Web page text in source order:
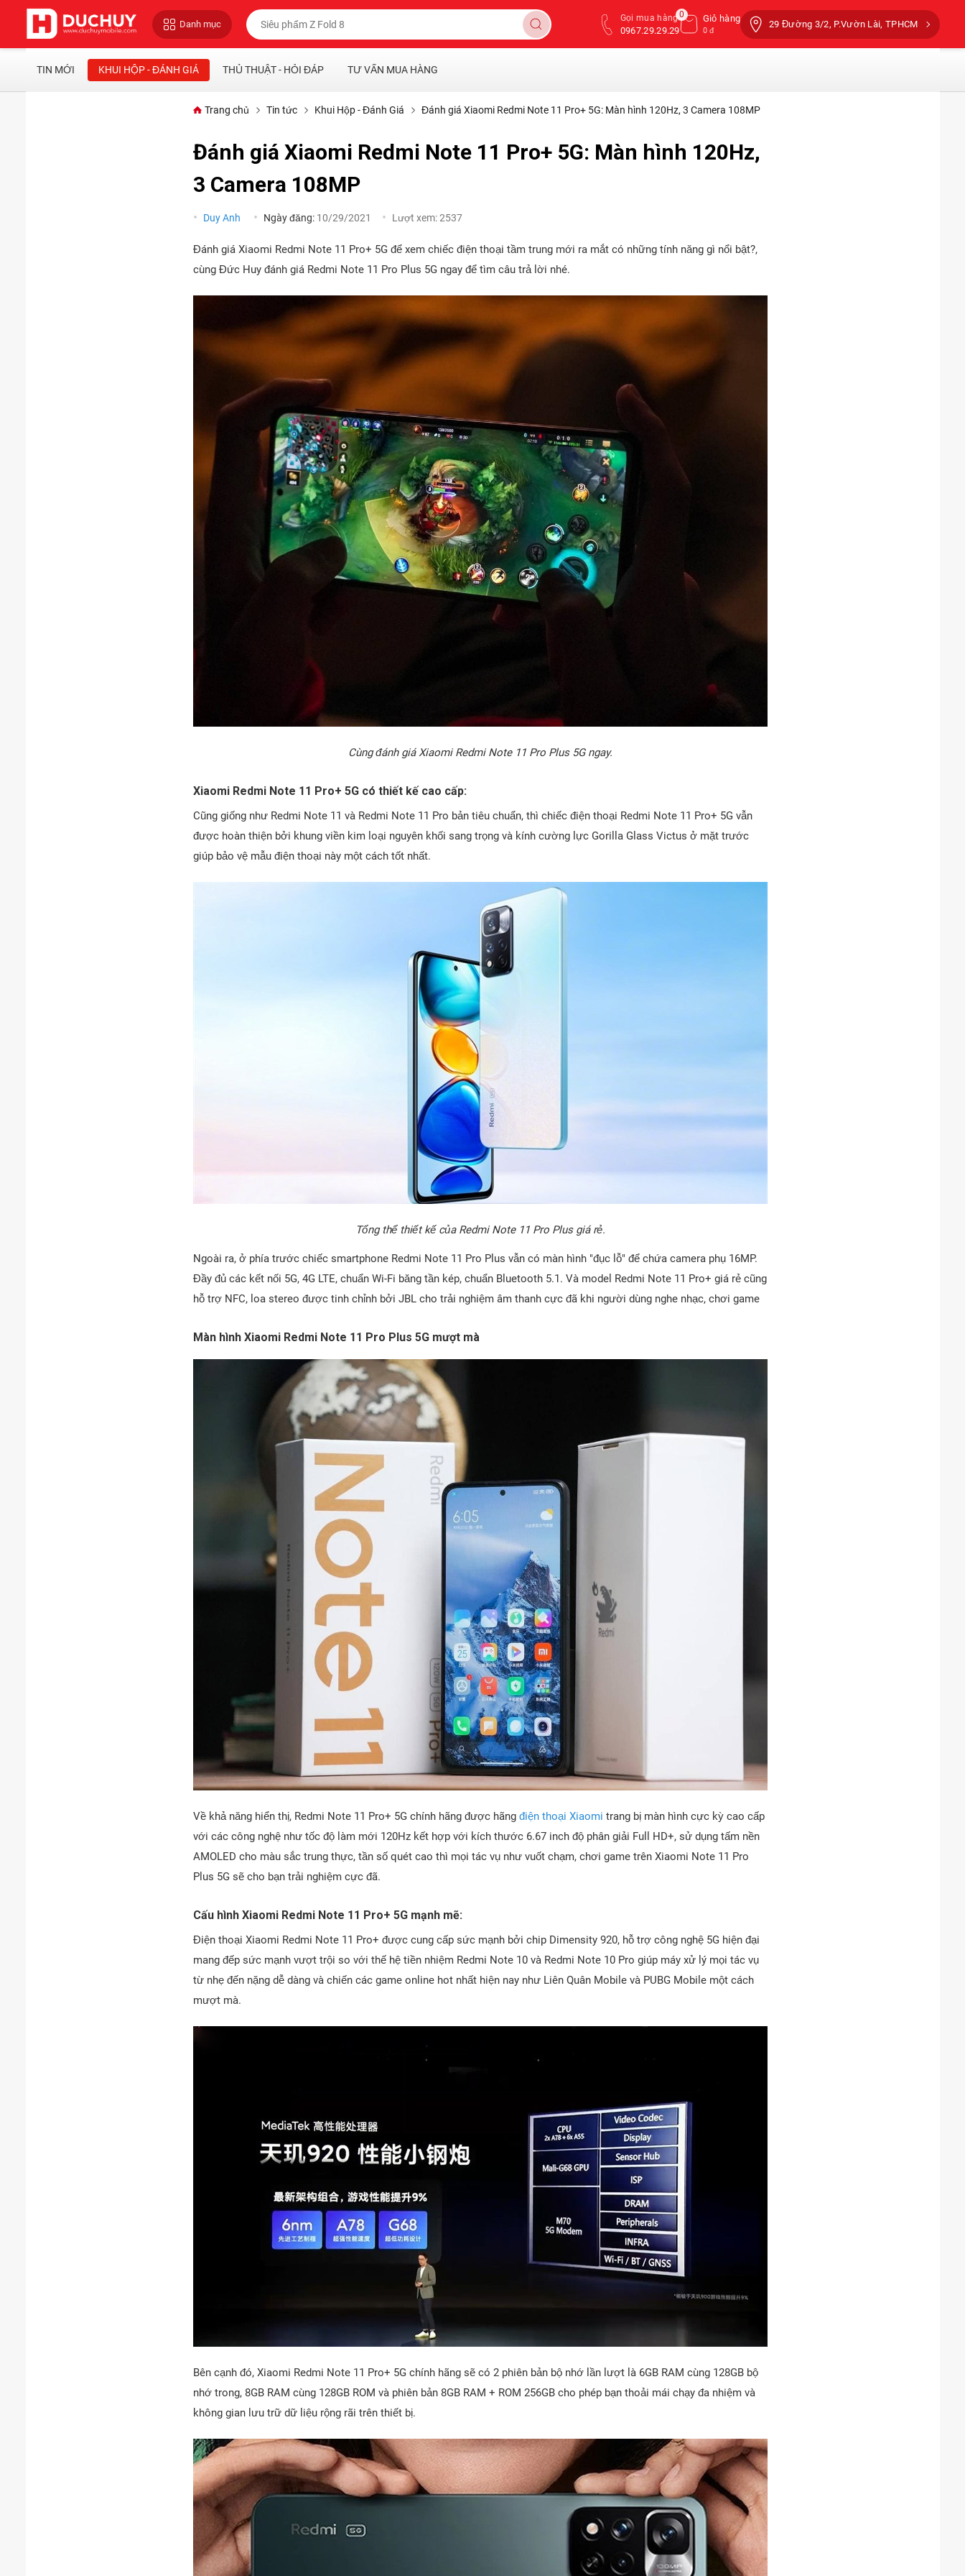
Danh mục
Gọi mua hàng
0967.29.29.29
Giỏ hàng
0 đ
0
29 Đường 3/2, P.Vườn Lài, TPHCM
TIN MỚI KHUI HỘP - ĐÁNH GIÁ THỦ THUẬT - HỎI ĐÁP TƯ VẤN MUA HÀNG
Trang chủ Tin tức Khui Hộp - Đánh Giá Đánh giá Xiaomi Redmi Note 11 Pro+ 5G: Màn hình 120Hz, 3 Camera 108MP
Đánh giá Xiaomi Redmi Note 11 Pro+ 5G: Màn hình 120Hz,
3 Camera 108MP
Duy Anh Ngày đăng: 10/29/2021 Lượt xem:2537
Đánh giá Xiaomi Redmi Note 11 Pro+ 5G để xem chiếc điện thoại tầm trung mới ra mắt có những tính năng gì nổi bật?,
cùng Đức Huy đánh giá Redmi Note 11 Pro Plus 5G ngay để tìm câu trả lời nhé.
Cùng đánh giá Xiaomi Redmi Note 11 Pro Plus 5G ngay.
Xiaomi Redmi Note 11 Pro+ 5G có thiết kế cao cấp:
Cũng giống như Redmi Note 11 và Redmi Note 11 Pro bản tiêu chuẩn, thì chiếc điện thoại Redmi Note 11 Pro+ 5G vẫn
được hoàn thiện bởi khung viền kim loại nguyên khối sang trọng và kính cường lực Gorilla Glass Victus ở mặt trước
giúp bảo vệ mẫu điện thoại này một cách tốt nhất.
Tổng thể thiết kế của Redmi Note 11 Pro Plus giá rẻ.
Ngoài ra, ở phía trước chiếc smartphone Redmi Note 11 Pro Plus vẫn có màn hình "đục lỗ" để chứa camera phụ 16MP.
Đầy đủ các kết nối 5G, 4G LTE, chuẩn Wi-Fi băng tần kép, chuẩn Bluetooth 5.1. Và model Redmi Note 11 Pro+ giá rẻ cũng
hỗ trợ NFC, loa stereo được tinh chỉnh bởi JBL cho trải nghiệm âm thanh cực đã khi người dùng nghe nhạc, chơi game
Màn hình Xiaomi Redmi Note 11 Pro Plus 5G mượt mà
Về khả năng hiển thị, Redmi Note 11 Pro+ 5G chính hãng được hãng điện thoại Xiaomi trang bị màn hình cực kỳ cao cấp
với các công nghệ như tốc độ làm mới 120Hz kết hợp với kích thước 6.67 inch độ phân giải Full HD+, sử dụng tấm nền
AMOLED cho màu sắc trung thực, tần số quét cao thì mọi tác vụ như vuốt chạm, chơi game trên Xiaomi Note 11 Pro
Plus 5G sẽ cho bạn trải nghiệm cực đã.
Cấu hình Xiaomi Redmi Note 11 Pro+ 5G mạnh mẽ:
Điện thoại Xiaomi Redmi Note 11 Pro+ được cung cấp sức mạnh bởi chip Dimensity 920, hỗ trợ công nghệ 5G hiện đại
mang đếp sức mạnh vượt trội so với thế hệ tiền nhiệm Redmi Note 10 và Redmi Note 10 Pro giúp máy xử lý mọi tác vụ
từ nhẹ đến nặng dễ dàng và chiến các game online hot nhất hiện nay như Liên Quân Mobile và PUBG Mobile một cách
mượt mà.
Bên cạnh đó, Xiaomi Redmi Note 11 Pro+ 5G chính hãng sẽ có 2 phiên bản bộ nhớ lần lượt là 6GB RAM cùng 128GB bộ
nhớ trong, 8GB RAM cùng 128GB ROM và phiên bản 8GB RAM + ROM 256GB cho phép bạn thoải mái chạy đa nhiệm và
không gian lưu trữ dữ liệu rộng rãi trên thiết bị.